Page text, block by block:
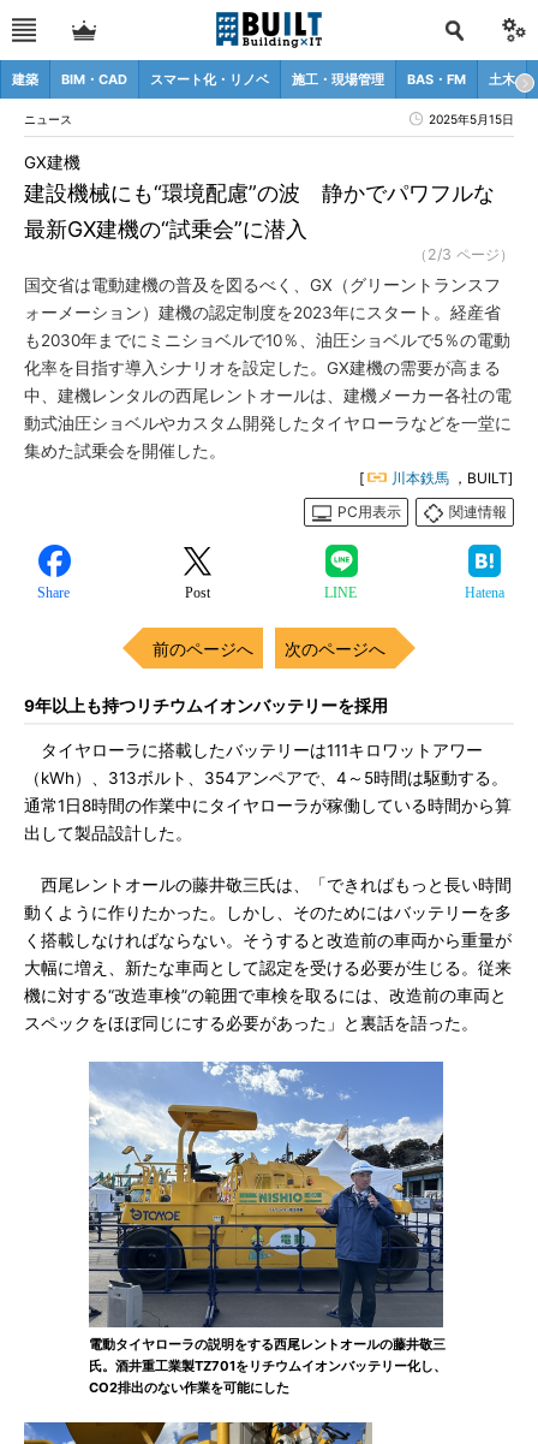
建築 BIM・CAD スマート化・リノベ 施工・現場管理 BAS・FM 土木
ニュース 2025年5月15日
建設機械にも“環境配慮”の波 静かでパワフルな
最新GX建機の“試乗会”に潜入
GX建機
（2/3 ページ）
国交省は電動建機の普及を図るべく、GX（グリーントランスフ
ォーメーション）建機の認定制度を2023年にスタート。経産省
も2030年までにミニショベルで10％、油圧ショベルで5％の電動
化率を目指す導入シナリオを設定した。GX建機の需要が高まる
中、建機レンタルの西尾レントオールは、建機メーカー各社の電
動式油圧ショベルやカスタム開発したタイヤローラなどを一堂に
集めた試乗会を開催した。
[ 川本鉄馬 ，BUILT]
PC用表示
関連情報
Share Post LINE Hatena
前のページへ 次のページへ
9年以上も持つリチウムイオンバッテリーを採用
タイヤローラに搭載したバッテリーは111キロワットアワー
（kWh）、313ボルト、354アンペアで、4～5時間は駆動する。
通常1日8時間の作業中にタイヤローラが稼働している時間から算
出して製品設計した。
西尾レントオールの藤井敬三氏は、「できればもっと長い時間
動くように作りたかった。しかし、そのためにはバッテリーを多
く搭載しなければならない。そうすると改造前の車両から重量が
大幅に増え、新たな車両として認定を受ける必要が生じる。従来
機に対する“改造車検”の範囲で車検を取るには、改造前の車両と
スペックをほぼ同じにする必要があった」と裏話を語った。
電動タイヤローラの説明をする西尾レントオールの藤井敬三
氏。酒井重工業製TZ701をリチウムイオンバッテリー化し、
CO2排出のない作業を可能にした